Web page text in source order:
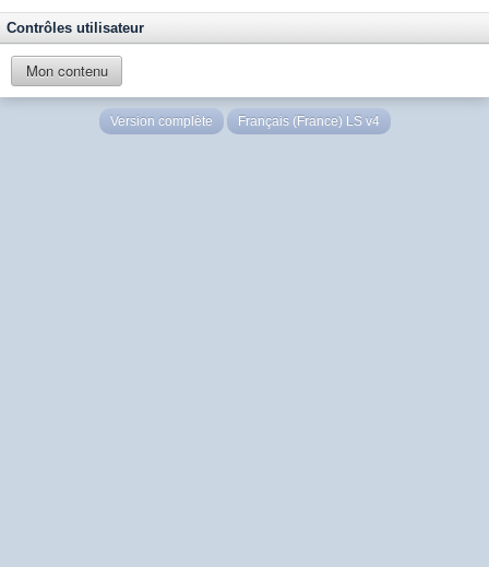
Contrôles utilisateur
Mon contenu
Version complète Français (France) LS v4